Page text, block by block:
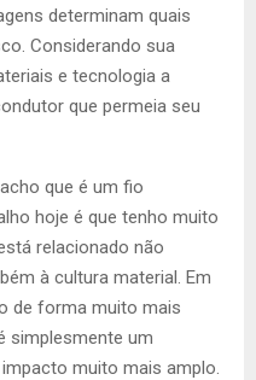
determinam quais
Considerando sua
e tecnologia a
que permeia seu
que é um fio
hoje é que tenho muito
relacionado não
à cultura material. Em
de forma muito mais
simplesmente um
muito mais amplo.